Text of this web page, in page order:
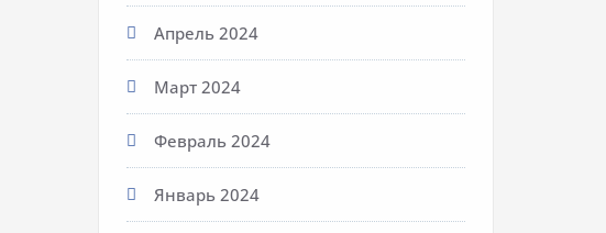
Апрель 2024
Март 2024
Февраль 2024
Январь 2024